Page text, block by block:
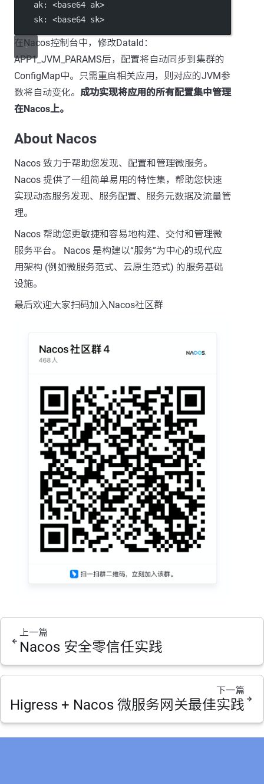
ak: <base64 ak>
sk: <base64 sk>
在Nacos控制台中，修改DataId：
APP1_JVM_PARAMS后，配置将自动同步到集群的
ConfigMap中。只需重启相关应用，则对应的JVM参
数将自动变化。 成功实现将应用的所有配置集中管理
在Nacos上。
About Nacos
Nacos 致力于帮助您发现、配置和管理微服务。
Nacos 提供了一组简单易用的特性集，帮助您快速
实现动态服务发现、服务配置、服务元数据及流量管
理。
Nacos 帮助您更敏捷和容易地构建、交付和管理微
服务平台。 Nacos 是构建以“服务”为中心的现代应
用架构 (例如微服务范式、云原生范式) 的服务基础
设施。
最后欢迎大家扫码加入Nacos社区群
上一篇
Nacos 安全零信任实践
下一篇
Higress + Nacos 微服务网关最佳实践